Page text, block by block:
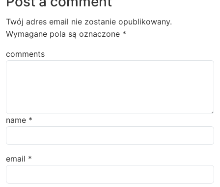
Twój adres email nie zostanie opublikowany.
Wymagane pola są oznaczone *
comments
name *
email *